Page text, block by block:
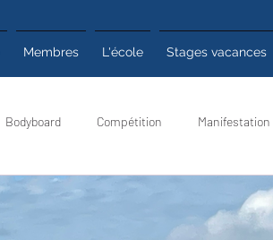
Membres L'école Stages vacances
Bodyboard Compétition Manifestation
Infos pratiques